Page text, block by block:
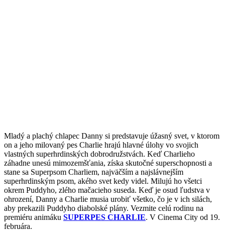
Mladý a plachý chlapec Danny si predstavuje úžasný svet, v ktorom
on a jeho milovaný pes Charlie hrajú hlavné úlohy vo svojich
vlastných superhrdinských dobrodružstvách. Keď Charlieho
záhadne unesú mimozemšťania, získa skutočné superschopnosti a
stane sa Superpsom Charliem, najväčším a najslávnejším
superhrdinským psom, akého svet kedy videl. Milujú ho všetci
okrem Puddyho, zlého mačacieho suseda. Keď je osud ľudstva v
ohrození, Danny a Charlie musia urobiť všetko, čo je v ich silách,
aby prekazili Puddyho diabolské plány. Vezmite celú rodinu na
premiéru animáku SUPERPES CHARLIE. V Cinema City od 19.
februára.